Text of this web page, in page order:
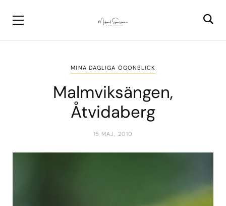
MINA DAGLIGA ÖGONBLICK
Malmviksängen,
Åtvidaberg
15 MAJ, 2010